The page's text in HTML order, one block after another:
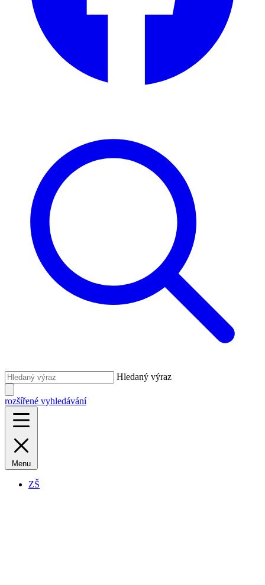
Hledaný výraz
rozšířené vyhledávání
Menu
ZŠ